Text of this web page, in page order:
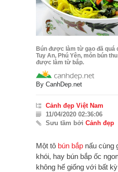
Bún được làm từ gạo đã quá
Tuy An, Phú Yên, món bún
được làm từ bắp.
By CanhDep.net
Cảnh đẹp Việt Nam
11/04/2020 02:36:06
Sưu tầm bởi Cảnh đẹp
Một tô bún bắp nấu cùng
khói, hay bún bắp ốc
không hế giống với bất